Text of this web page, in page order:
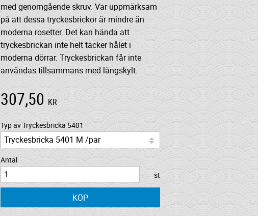
med genomgående skruv. Var uppmärksam
på att dessa tryckesbrickor är mindre än
moderna rosetter. Det kan hända att
tryckesbrickan inte helt täcker hålet i
moderna dörrar. Tryckesbrickan får inte
användas tillsammans med långskylt.
307,50 KR
Typ av Tryckesbricka 5401
Antal
st
KÖP